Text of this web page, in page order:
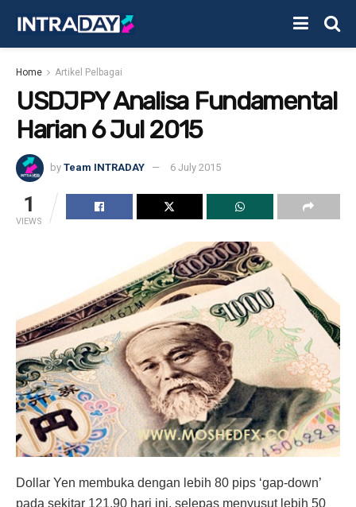
Home Artikel Pelbagai
USDJPY Analisa Fundamental
Harian 6 Jul 2015
by Team INTRADAY 6 July 2015
1
VIEWS
Dollar Yen membuka dengan lebih 80 pips ‘gap-down’
pada sekitar 121.90 hari ini, selepas menyusut lebih 50